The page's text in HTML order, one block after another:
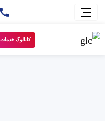
کاتالوگ خدمات